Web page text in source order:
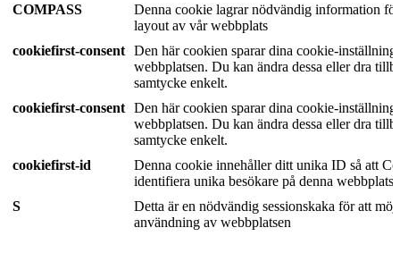
COMPASS
Denna cookie lagrar nödvändig information
layout av vår webbplats
cookiefirst-consent Den här cookien sparar dina cookie-
webbplatsen. Du kan ändra dessa eller dra
samtycke enkelt.
cookiefirst-consent Den här cookien sparar dina cookie-
webbplatsen. Du kan ändra dessa eller dra
samtycke enkelt.
cookiefirst-id
Denna cookie innehåller ditt unika ID så att
identifiera unika besökare på denna webbplats.
S
Detta är en nödvändig sessionskaka för att
användning av webbplatsen